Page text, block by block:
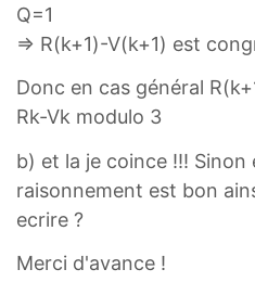
Q=1
=> R(k+1)-V(k+1) est
Donc en cas général
Rk-Vk modulo 3
b) et la je coince !!! Sinon
raisonnement est bon
ecrire ?
Merci d'avance !